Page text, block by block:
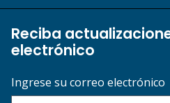
Reciba
electrónico
Ingrese su correo electrónico